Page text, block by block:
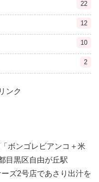
22
12
10
2
ンク
ボンゴレビアンコ＋米
目黒区自由が丘駅
ズ2号店であさり出汁を